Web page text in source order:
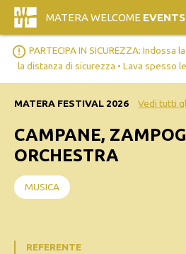
MATERA WELCOME EVENTS
error_outline PARTECIPA IN SICUREZZA: Indossa
la distanza di sicurezza • Lava spesso
MATERA FESTIVAL 2026 Vedi tutti
CAMPANE,
ORCHESTRA
MUSICA
REFERENTE